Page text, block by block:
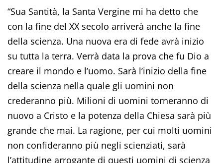
“Sua Santità, la Santa Vergine mi ha detto che
con la fine del XX secolo arriverà anche la fine
della scienza. Una nuova era di fede avrà inizio
su tutta la terra. Verrà data la prova che fu Dio a
creare il mondo e l’uomo. Sarà l’inizio della fine
della scienza nella quale gli uomini non
crederanno più. Milioni di uomini torneranno di
nuovo a Cristo e la potenza della Chiesa sarà più
grande che mai. La ragione, per cui molti uomini
non confideranno più negli scienziati, sarà
l’attitudine arrogante di questi uomini di scienza